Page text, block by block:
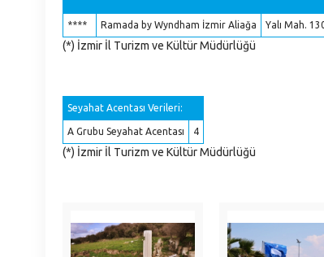
**** Ramada by Wyndham İzmir Aliağa Yalı Mah.
(*) İzmir İl Turizm ve Kültür Müdürlüğü
Seyahat Acentası Verileri:
A Grubu Seyahat Acentası 4
(*) İzmir İl Turizm ve Kültür Müdürlüğü